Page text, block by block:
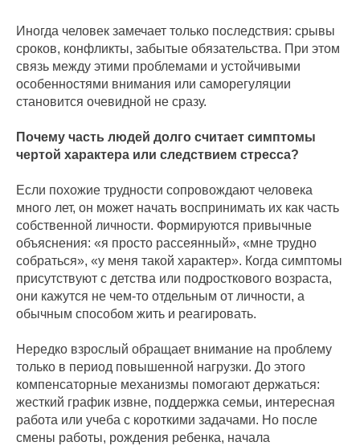
Иногда человек замечает только последствия: срывы
сроков, конфликты, забытые обязательства. При этом
связь между этими проблемами и устойчивыми
особенностями внимания или саморегуляции
становится очевидной не сразу.
Почему часть людей долго считает симптомы
чертой характера или следствием стресса?
Если похожие трудности сопровождают человека
много лет, он может начать воспринимать их как часть
собственной личности. Формируются привычные
объяснения: «я просто рассеянный», «мне трудно
собраться», «у меня такой характер». Когда симптомы
присутствуют с детства или подросткового возраста,
они кажутся не чем-то отдельным от личности, а
обычным способом жить и реагировать.
Нередко взрослый обращает внимание на проблему
только в период повышенной нагрузки. До этого
компенсаторные механизмы помогают держаться:
жесткий график извне, поддержка семьи, интересная
работа или учеба с короткими задачами. Но после
смены работы, рождения ребенка, начала